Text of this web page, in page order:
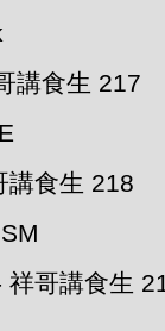
講食生 217
講食生 218
祥哥講食生